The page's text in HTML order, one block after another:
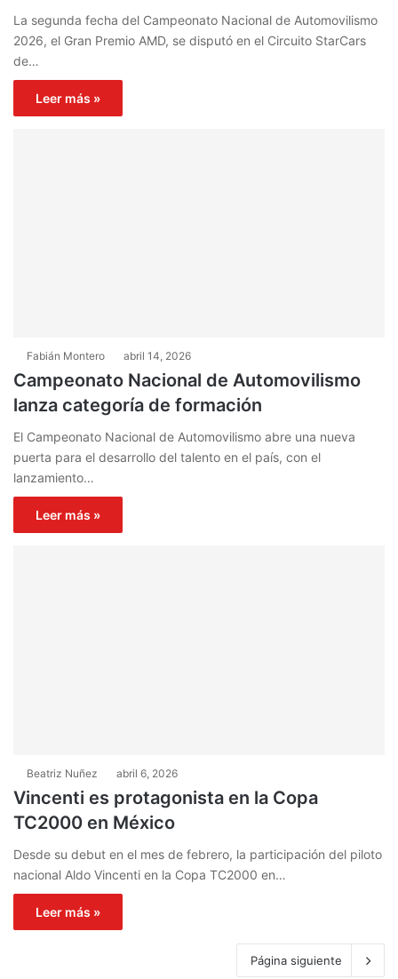
La segunda fecha del Campeonato Nacional de Automovilismo
2026, el Gran Premio AMD, se disputó en el Circuito StarCars
de…
Leer más »
Fabián Montero abril 14, 2026
Campeonato Nacional de Automovilismo
lanza categoría de formación
El Campeonato Nacional de Automovilismo abre una nueva
puerta para el desarrollo del talento en el país, con el
lanzamiento…
Leer más »
Beatriz Nuñez abril 6, 2026
Vincenti es protagonista en la Copa
TC2000 en México
Desde su debut en el mes de febrero, la participación del piloto
nacional Aldo Vincenti en la Copa TC2000 en…
Leer más »
Página siguiente